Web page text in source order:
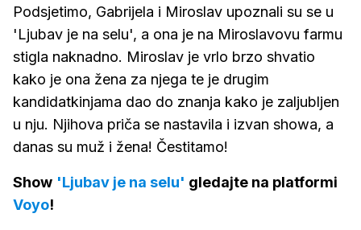
Podsjetimo, Gabrijela i Miroslav upoznali su se u
'Ljubav je na selu', a ona je na Miroslavovu farmu
stigla naknadno. Miroslav je vrlo brzo shvatio
kako je ona žena za njega te je drugim
kandidatkinjama dao do znanja kako je zaljubljen
u nju. Njihova priča se nastavila i izvan showa, a
danas su muž i žena! Čestitamo!
Show 'Ljubav je na selu' gledajte na platformi
Voyo!